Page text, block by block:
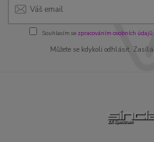
Souhlasím se zpracováním osobních údajů
Můžete se kdykoli odhlásit.